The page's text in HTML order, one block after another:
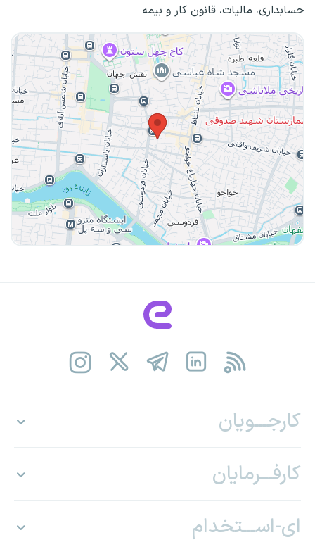
حسابداری، مالیات، قانون کار و بیمه
کارجـــویان
کارفـــرمایان
ای-اســـتخدام